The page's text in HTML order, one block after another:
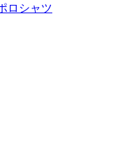
ロシャツ